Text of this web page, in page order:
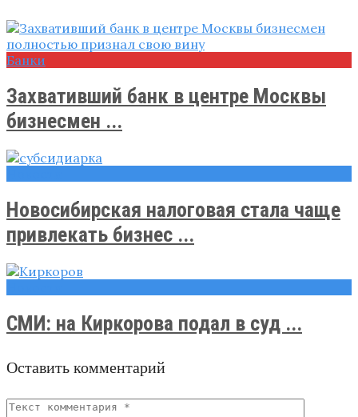
Банки
Захвативший банк в центре Москвы
бизнесмен ...
Новосибирская налоговая стала чаще
привлекать бизнес ...
СМИ: на Киркорова подал в суд ...
Оставить комментарий